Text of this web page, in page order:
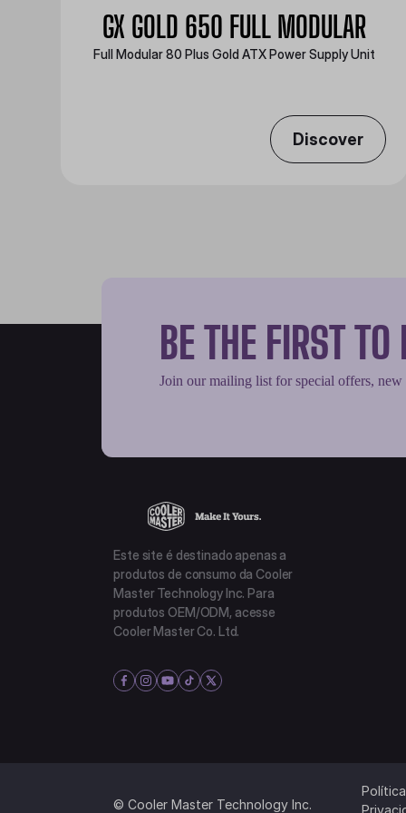
GX GOLD 650 FULL MODULAR
Full Modular 80 Plus Gold ATX Power Supply Unit
Discover
BE THE FIRST
Join our mailing list for special offers, new
Este site é destinado apenas a
produtos de consumo da Cooler
Master Technology Inc. Para
produtos OEM/ODM, acesse
Cooler Master Co. Ltd.
© Cooler Master Technology Inc.